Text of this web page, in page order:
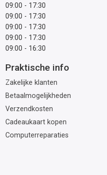
09:00 - 17:30
09:00 - 17:30
09:00 - 17:30
09:00 - 17:30
09:00 - 16:30
Praktische info
Zakelijke klanten
Betaalmogelijkheden
Verzendkosten
Cadeaukaart kopen
Computerreparaties